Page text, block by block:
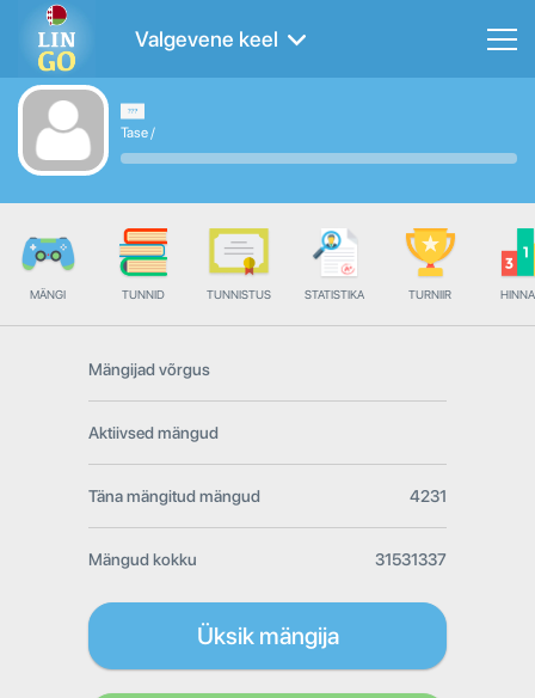
Valgevene keel
Tase/
MÄNGI TUNNID TUNNISTUS STATISTIKA TURNIIR
Mängijad võrgus
Aktiivsed mängud
Täna mängitud mängud 4231
Mängud kokku 31531337
Üksik mängija